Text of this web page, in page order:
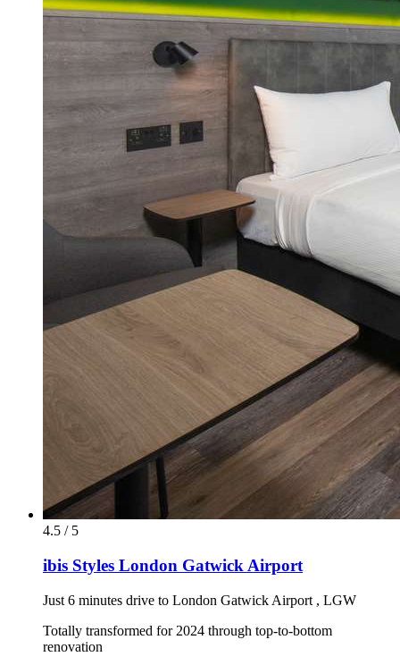
4.5 / 5
ibis Styles London Gatwick Airport
Just 6 minutes drive to London Gatwick Airport , LGW
Totally transformed for 2024 through top-to-bottom
renovation